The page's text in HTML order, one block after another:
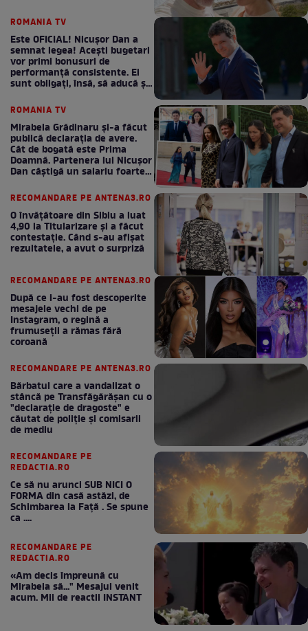
ROMANIA TV
Este OFICIAL! Nicușor Dan a
semnat legea! Acești bugetari
vor primi bonusuri de
performanță consistente. Ei
sunt obligați, însă, să aducă și
ROMANIA TV
Mirabela Grădinaru și-a făcut
publică declarația de avere.
Cât de bogată este Prima
Doamnă. Partenera lui Nicușor
Dan câștigă un salariu foarte
RECOMANDARE PE ANTENA3.RO
O învățătoare din Sibiu a luat
4,90 la Titularizare și a făcut
contestație. Când s-au afișat
rezultatele, a avut o surpriză
RECOMANDARE PE ANTENA3.RO
După ce i-au fost descoperite
mesajele vechi de pe
Instagram, o regină a
frumuseții a rămas fără
coroană
RECOMANDARE PE ANTENA3.RO
Bărbatul care a vandalizat o
stâncă pe Transfăgărășan cu o
"declaraţie de dragoste" e
căutat de poliție și comisarii
de mediu
RECOMANDARE PE
REDACTIA.RO
Ce să nu arunci SUB NICI O
FORMA din casă astăzi, de
Schimbarea la Față . Se spune
ca ....
RECOMANDARE PE
REDACTIA.RO
«Am decis împreună cu
Mirabela să..." Mesajul venit
acum. Mii de reactii INSTANT